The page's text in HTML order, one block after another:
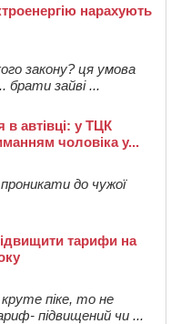
нарахують
закону? ця умова
брати зайві ...
в автівці: у ТЦК
чоловіка у...
до чужої
тарифи на
піке, то не
підвищений чи ...